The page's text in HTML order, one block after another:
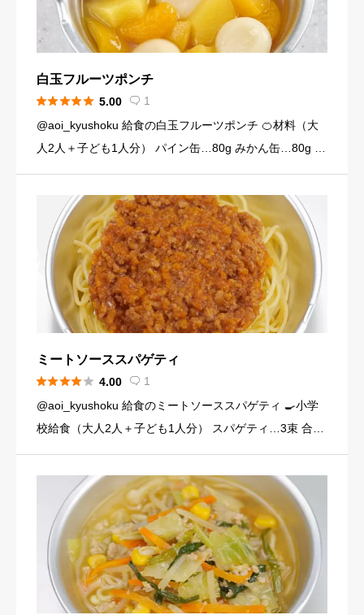
白玉フルーツポンチ
 5.00  1
@aoi_kyushoku 給食の白玉フルーツポンチ 🍊材料（大
人2人＋子ども1人分） パイン缶…80g みかん缶…80g 黄
4g） （白玉団子） 白玉粉… […]
ミートソーススパゲティ
 4.00  1
@aoi_kyushoku 給食のミートソーススパゲティ 🍳小学
校給食（大人2人＋子ども1人分） スパゲティ…3束 合い
（120g） にんにくチューブ…少々（1 […]